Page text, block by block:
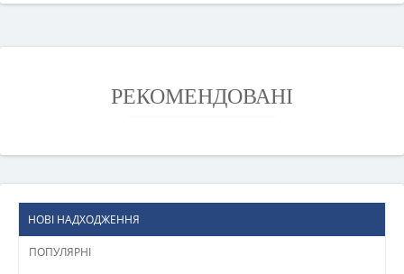
РЕКОМЕНДОВАНІ
НОВІ НАДХОДЖЕННЯ
ПОПУЛЯРНІ